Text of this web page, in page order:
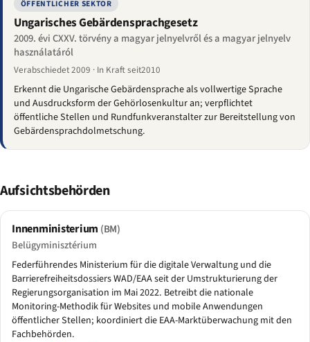
ÖFFENTLICHER SEKTOR
Ungarisches Gebärdensprachgesetz
2009. évi CXXV. törvény a magyar jelnyelvről és a magyar jelnyelv
használatáról
Verabschiedet 2009 · In Kraft seit2010
Erkennt die Ungarische Gebärdensprache als vollwertige Sprache
und Ausdrucksform der Gehörlosenkultur an; verpflichtet
öffentliche Stellen und Rundfunkveranstalter zur Bereitstellung von
Gebärdensprachdolmetschung.
Aufsichtsbehörden
Innenministerium (BM)
Belügyminisztérium
Federführendes Ministerium für die digitale Verwaltung und die
Barrierefreiheitsdossiers WAD/EAA seit der Umstrukturierung der
Regierungsorganisation im Mai 2022. Betreibt die nationale
Monitoring-Methodik für Websites und mobile Anwendungen
öffentlicher Stellen; koordiniert die EAA-Marktüberwachung mit den
Fachbehörden.